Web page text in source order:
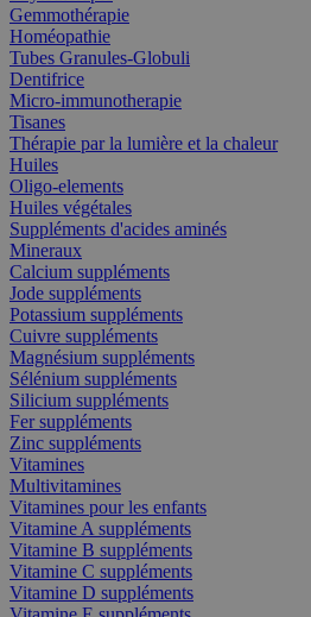
Gemmothérapie
Homéopathie
Tubes Granules-Globuli
Dentifrice
Micro-immunotherapie
Tisanes
Thérapie par la lumière et la chaleur
Huiles
Oligo-elements
Huiles végétales
Suppléments d'acides aminés
Mineraux
Calcium suppléments
Jode suppléments
Potassium suppléments
Cuivre suppléments
Magnésium suppléments
Sélénium suppléments
Silicium suppléments
Fer suppléments
Zinc suppléments
Vitamines
Multivitamines
Vitamines pour les enfants
Vitamine A suppléments
Vitamine B suppléments
Vitamine C suppléments
Vitamine D suppléments